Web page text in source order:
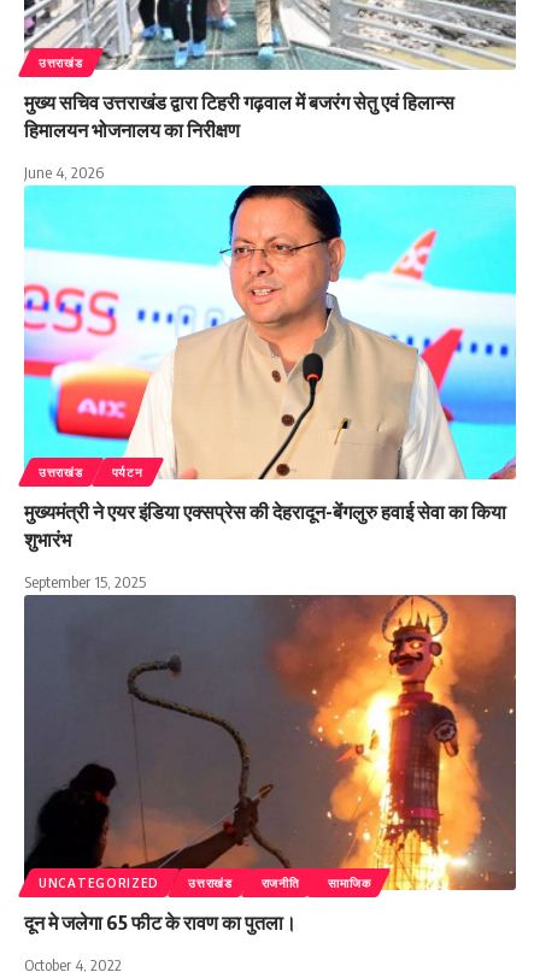
उत्तराखंड
मुख्य सचिव उत्तराखंड द्वारा टिहरी गढ़वाल में बजरंग सेतु एवं हिलान्स
हिमालयन भोजनालय का निरीक्षण
June 4, 2026
उत्तराखंड पर्यटन
मुख्यमंत्री ने एयर इंडिया एक्सप्रेस की देहरादून-बेंगलुरु हवाई सेवा का किया
शुभारंभ
September 15, 2025
UNCATEGORIZED उत्तराखंड राजनीति सामाजिक
दून मे जलेगा 65 फीट के रावण का पुतला।
October 4, 2022